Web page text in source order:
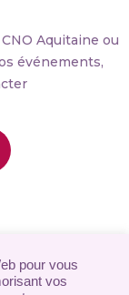
Aquitaine ou
événements,
pour vous
vos